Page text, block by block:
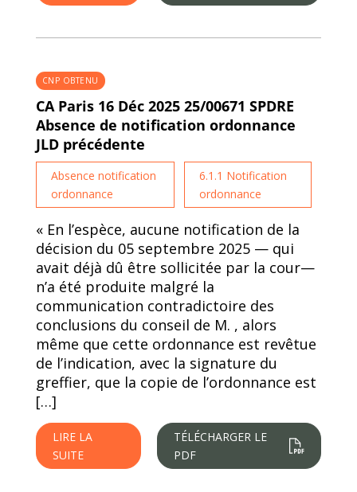
CNP OBTENU
CA Paris 16 Déc 2025 25/00671 SPDRE
Absence de notification ordonnance
JLD précédente
Absence notification
ordonnance
6.1.1 Notification
ordonnance
« En l’espèce, aucune notification de la
décision du 05 septembre 2025 — qui
avait déjà dû être sollicitée par la cour—
n’a été produite malgré la
communication contradictoire des
conclusions du conseil de M. , alors
même que cette ordonnance est revêtue
de l’indication, avec la signature du
greffier, que la copie de l’ordonnance est
[…]
LIRE LA
SUITE
TÉLÉCHARGER LE
PDF